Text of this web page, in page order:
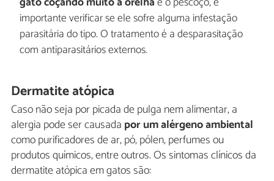
importante verificar se ele sofre alguma infestação
parasitária do tipo. O tratamento é a desparasitação
com antiparasitários externos.
Dermatite atópica
Caso não seja por picada de pulga nem alimentar, a
alergia pode ser causada por um alérgeno ambiental
como purificadores de ar, pó, pólen, perfumes ou
produtos químicos, entre outros. Os sintomas clínicos da
dermatite atópica em gatos são: